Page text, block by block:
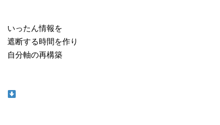
いったん情報を
遮断する時間を作り
自分軸の再構築